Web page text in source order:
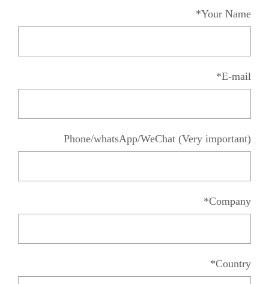
Your Name*
E-mail*
Phone/whatsApp/WeChat (Very important)
Company*
Country*